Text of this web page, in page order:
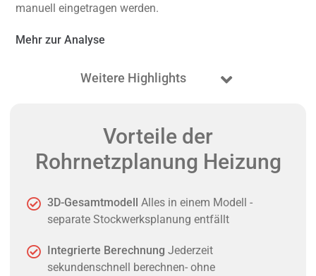
manuell eingetragen werden.
Mehr zur Analyse
Weitere Highlights
Vorteile der
Rohrnetzplanung Heizung
3D-Gesamtmodell Alles in einem Modell -
separate Stockwerksplanung entfällt
Integrierte Berechnung Jederzeit
sekundenschnell berechnen- ohne